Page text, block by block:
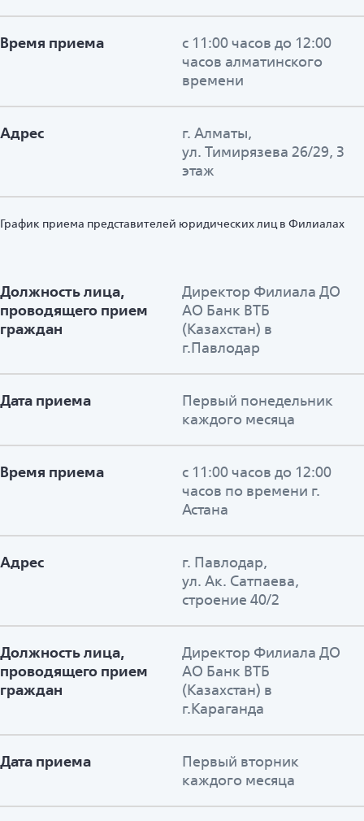
Время приема
Адрес
с 11:00 часов до 12:00
часов алматинского
времени
г. Алматы,
ул. Тимирязева 26/29, 3
этаж
График приема представителей юридических лиц в Филиалах
Должность лица,
проводящего прием
граждан
Дата приема
Время приема
Адрес
Директор Филиала ДО
АО Банк ВТБ
(Казахстан) в
г.Павлодар
Первый понедельник
каждого месяца
с 11:00 часов до 12:00
часов по времени г.
Астана
г. Павлодар,
ул. Ак. Сатпаева,
строение 40/2
Должность лица,
проводящего прием
граждан
Дата приема
Директор Филиала ДО
АО Банк ВТБ
(Казахстан) в
г.Караганда
Первый вторник
каждого месяца